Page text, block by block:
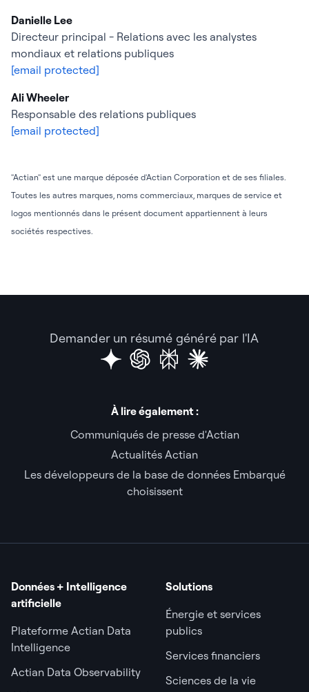
Danielle Lee
Directeur principal - Relations avec les analystes
mondiaux et relations publiques
[email protected]
Ali Wheeler
Responsable des relations publiques
[email protected]
"Actian" est une marque déposée d'Actian Corporation et de ses filiales.
Toutes les autres marques, noms commerciaux, marques de service et
logos mentionnés dans le présent document appartiennent à leurs
sociétés respectives.
Demander un résumé généré par l'IA
À lire également :
Communiqués de presse d'Actian
Actualités Actian
Les développeurs de la base de données Embarqué
choisissent
Données + Intelligence
artificielle
Plateforme Actian Data
Intelligence
Actian Data Observability
Solutions
Énergie et services
publics
Services financiers
Sciences de la vie